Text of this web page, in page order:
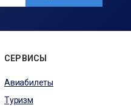
СЕРВИСЫ
Авиабилеты
Туризм